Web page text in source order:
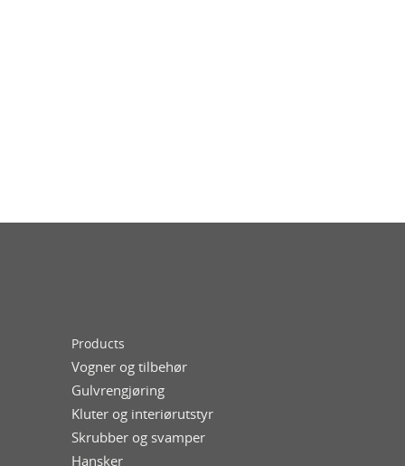
Products
Vogner og tilbehør
Gulvrengjøring
Kluter og interiørutstyr
Skrubber og svamper
Hansker